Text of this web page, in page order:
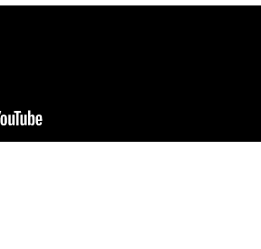
Facebook
sur LinkedIn